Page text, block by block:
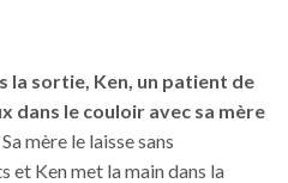
options
peuvent
être
choisies
la sortie, Ken, un patient de
dans le couloir avec sa mère
Sa mère le laisse sans
et Ken met la main dans la